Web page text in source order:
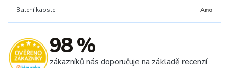
Balení kapsle Ano
98 %
zákazníků nás doporučuje na základě recenzí